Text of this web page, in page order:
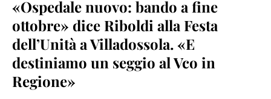
«Ospedale nuovo: bando a fine
ottobre» dice Riboldi alla Festa
dell’Unità a Villadossola. «E
destiniamo un seggio al Vco in
Regione»